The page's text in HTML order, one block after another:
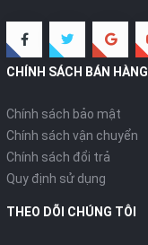
CHÍNH SÁCH BÁN HÀNG
Chính sách bảo mật
Chính sách vận chuyển
Chính sách đổi trả
Quy định sử dụng
THEO DÕI CHÚNG TÔI